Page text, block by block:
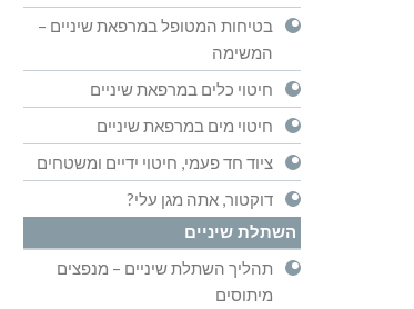
בטיחות המטופל במרפאת שיניים –
המשימה
חיטוי כלים במרפאת שיניים
חיטוי מים במרפאת שיניים
ציוד חד פעמי, חיטוי ידיים ומשטחים
דוקטור, אתה מגן עלי?
השתלת שיניים
תהליך השתלת שיניים – מנפצים
מיתוסים